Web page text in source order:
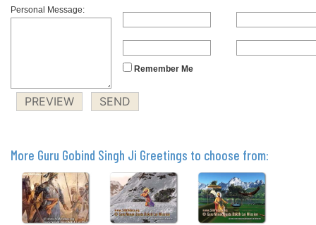
Personal Message:
Remember Me
More Guru Gobind Singh Ji Greetings to choose from: